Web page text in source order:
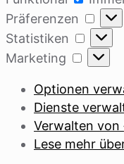
Präferenzen
Statistiken
Marketing
Optionen
Dienste
Verwalten
Lese mehr